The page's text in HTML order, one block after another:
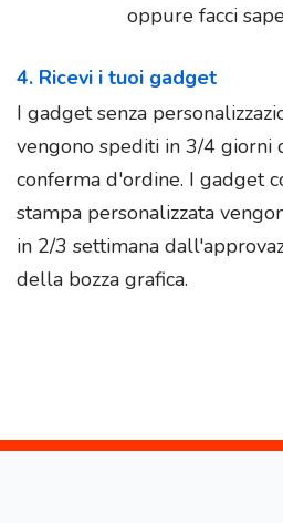
oppure facci
4. Ricevi i tuoi gadget
I gadget senza
vengono spediti in 3/4 giorni
conferma d'ordine. I gadget
stampa personalizzata
in 2/3 settimana
della bozza grafica.